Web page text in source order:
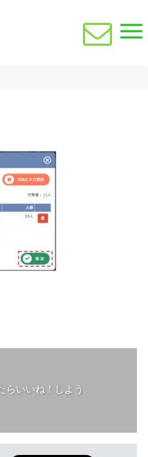
らいいね！しよう